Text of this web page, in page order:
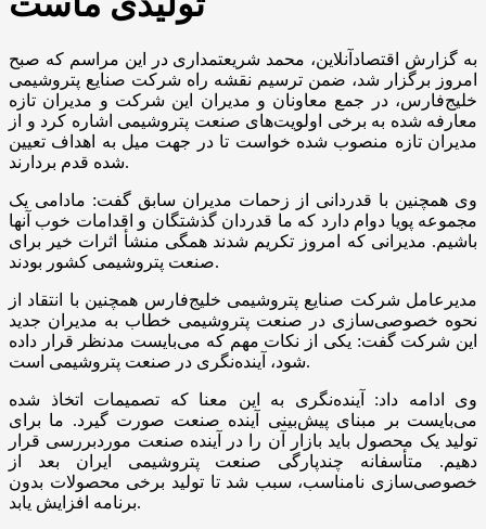
به گزارش اقتصادآنلاین، محمد شریعتمداری در این مراسم که صبح
امروز برگزار شد، ضمن ترسیم نقشه راه شرکت صنایع پتروشیمی
خلیج‌فارس، در جمع معاونان و مدیران این شرکت و مدیران تازه
معارفه شده به برخی اولویت‌های صنعت پتروشیمی اشاره کرد و از
مدیران تازه منصوب شده خواست تا در جهت میل به اهداف تعیین
شده قدم بردارند.
وی همچنین با قدردانی از زحمات مدیران سابق گفت: مادامی یک
مجموعه پویا دوام دارد که ما قدردان گذشتگان و اقدامات خوب آنها
باشیم. مدیرانی که امروز تکریم شدند همگی منشأ اثرات خیر برای
صنعت پتروشیمی کشور بودند.
مدیرعامل شرکت صنایع پتروشیمی خلیج‌فارس همچنین با انتقاد از
نحوه خصوصی‌سازی در صنعت پتروشیمی خطاب به مدیران جدید
این شرکت گفت: یکی از نکات مهم که می‌بایست مدنظر قرار داده
شود، آینده‌نگری در صنعت پتروشیمی است.
وی ادامه داد: آینده‌نگری به این معنا که تصمیمات اتخاذ شده
می‌بایست بر مبنای پیش‌بینی آینده صنعت صورت گیرد. ما برای
تولید یک محصول باید بازار آن را در آینده صنعت موردبررسی قرار
دهیم. متأسفانه چندپارگی صنعت پتروشیمی ایران بعد از
خصوصی‌سازی نامناسب، سبب شد تا تولید برخی محصولات بدون
برنامه افزایش یابد.